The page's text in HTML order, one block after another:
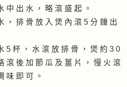
中 出 水 ， 略 滾 盛 起 。
， 排 骨 放 入 煲 內 滾 5 分 鐘 出
5 杯 ， 水 滾 放 排 骨 ， 煲 約 3 0
滾 後 加 節 瓜 及 薑 片 ， 慢 火 滾
味 即 可 。